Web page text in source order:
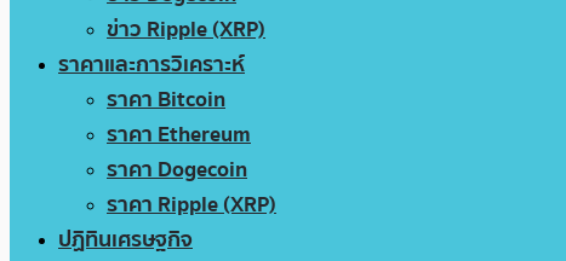
ข่าว Ripple (XRP)
ราคาและการวิเคราะห์
ราคา Bitcoin
ราคา Ethereum
ราคา Dogecoin
ราคา Ripple (XRP)
ปฏิทินเศรษฐกิจ